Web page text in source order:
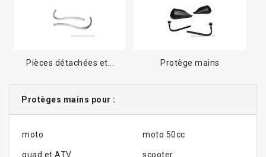
Pièces détachées et... Protège mains
Protèges mains pour :
moto moto 50cc
quad et ATV scooter